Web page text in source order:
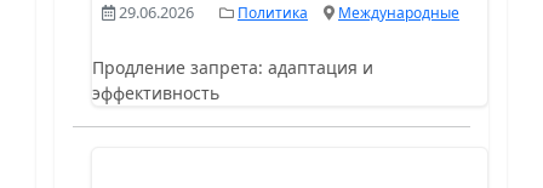
29.06.2026 Политика Международные
Продление запрета: адаптация и
эффективность